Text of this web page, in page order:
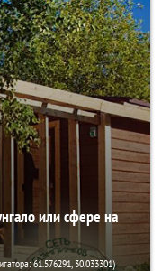
или сфере на
61.576291, 30.033301)